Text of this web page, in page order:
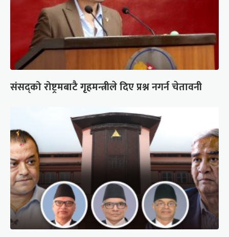
संसद्को रोष्ट्रमबाटै गृहमन्त्रीले दिए प्रश्न नगर्न चेतावनी